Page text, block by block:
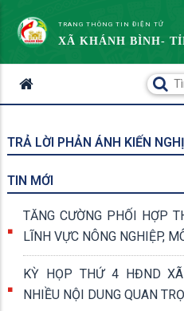
TRANG THÔNG TIN ĐIỆN TỬ
XÃ KHÁNH BÌNH-
TRẢ LỜI PHẢN ÁNH KIẾN
TIN MỚI
TĂNG CƯỜNG PHỐI HỢP
LĨNH VỰC NÔNG NGHIỆP,
KỲ HỌP THỨ 4 HĐND
NHIỀU NỘI DUNG QUAN